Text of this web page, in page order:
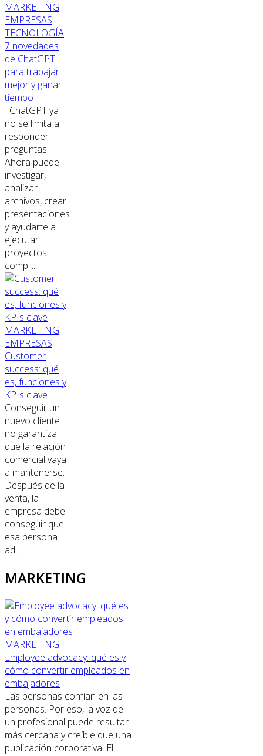
MARKETING
EMPRESAS
TECNOLOGÍA
7 novedades
de ChatGPT
para trabajar
mejor y ganar
tiempo
ChatGPT ya
no se limita a
responder
preguntas.
Ahora puede
investigar,
analizar
archivos, crear
presentaciones
y ayudarte a
ejecutar
proyectos
compl...
MARKETING
EMPRESAS
Customer
success: qué
es, funciones y
KPIs clave
Conseguir un
nuevo cliente
no garantiza
que la relación
comercial vaya
a mantenerse.
Después de la
venta, la
empresa debe
conseguir que
esa persona
ad...
MARKETING
MARKETING
Employee advocacy: qué es y
cómo convertir empleados en
embajadores
Las personas confían en las
personas. Por eso, la voz de
un profesional puede resultar
más cercana y creíble que una
publicación corporativa. El